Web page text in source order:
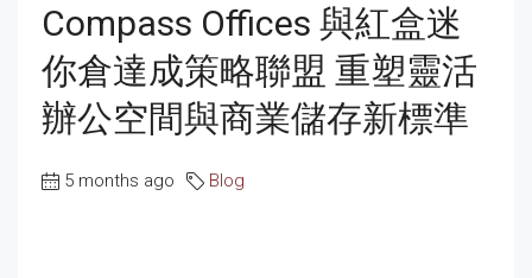
Compass Offices 與紅盒迷
你倉達成策略聯盟 重塑靈活
辦公空間與商業儲存新標準
5 months ago Blog